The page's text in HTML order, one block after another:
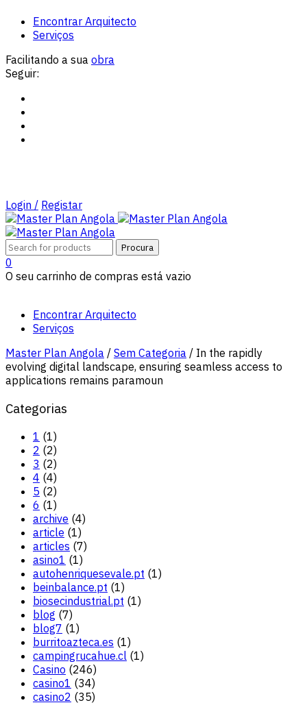
Encontrar Arquitecto
Serviços
Facilitando a sua obra
Seguir:
Login / Registar
0
O seu carrinho de compras está vazio
Encontrar Arquitecto
Serviços
Master Plan Angola / Sem Categoria / In the rapidly
evolving digital landscape, ensuring seamless access to
applications remains paramoun
Categorias
1 (1)
2 (2)
3 (2)
4 (4)
5 (2)
6 (1)
archive (4)
article (1)
articles (7)
asino1 (1)
autohenriquesevale.pt (1)
beinbalance.pt (1)
biosecindustrial.pt (1)
blog (7)
blog7 (1)
burritoazteca.es (1)
campingrucahue.cl (1)
Casino (246)
casino1 (34)
casino2 (35)